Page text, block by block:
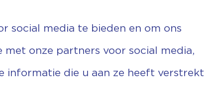
social media te bieden en om ons
onze partners voor social media,
informatie die u aan ze heeft verstrekt